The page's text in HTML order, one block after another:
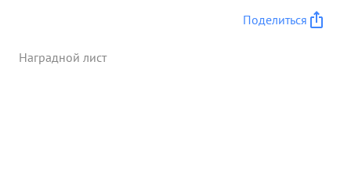
Поделиться
Наградной лист